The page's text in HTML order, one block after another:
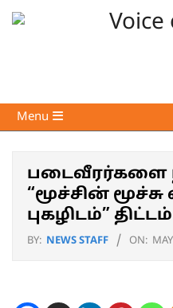
Skip
Voice
of
Primary
Navigation
Menu
படைவீரர்களை
“மூச்சின்
புகழிடம்” திட்டம்
BY: NEWS STAFF ON: